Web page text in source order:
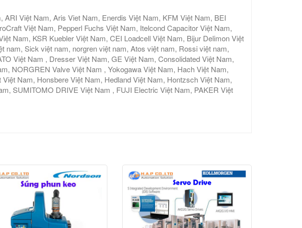
ARI Việt Nam, Aris Viet Nam, Enerdis Việt Nam, KFM Việt Nam, BEI
Việt Nam, Pepperl Fuchs Việt Nam, Itelcond Capacitor Việt Nam,
Nam, KSR Kuebler Việt Nam, CEI Loadcell Việt Nam, Bijur Delimon Việt
nam, Sick việt nam, norgren việt nam, Atos việt nam, Rossi việt nam,
Việt Nam , Dresser Việt Nam, GE Việt Nam, Consolidated Việt Nam,
NORGREN Valve Việt Nam , Yokogawa Việt Nam, Hach Việt Nam,
Nam, Honsbere Việt Nam, Hedland Việt Nam, Hontzsch Việt Nam,
SUMITOMO DRIVE Việt Nam , FUJI Electric Việt Nam, PAKER Việt